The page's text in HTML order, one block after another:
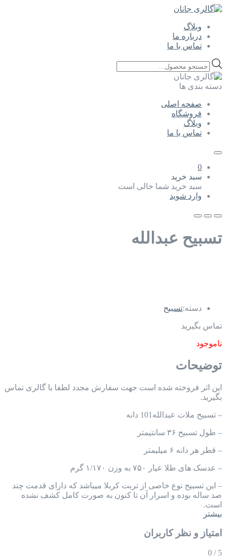
وبلاگ
درباره ما
تماس با ما
Products
search
دسته بندی ها
صفحه اصلی
فروشگاه
وبلاگ
تماس با ما
0
سبد خرید
سبد خرید شما خالی است
وارد شوید
تسبیح عبدالله
دسته:تسبیح
تماس بگیرید
ناموجود
توضیحات
این اثر فروخته شده است جهت سفارش مجدد لطفا با گالری تماس
بگیرید.
– تسبیح ملات عبدالله101 دانه
– طول تسبیح ۳۶ سانتیمتر
– قطر هر دانه ۶ میلیمتر
– عدسک های طلا عیار ۷۵۰ به وزن ۱/۱۷۰ گرم
– این تسبیح نوع خاصی از تربت کربلا میباشد که دارای قدمت چند
صد ساله بوده و اسرار آن تا کنون به صورت کامل کشف نشده
است.
بیشتر
امتیاز و نظر کاربران
5
/
0